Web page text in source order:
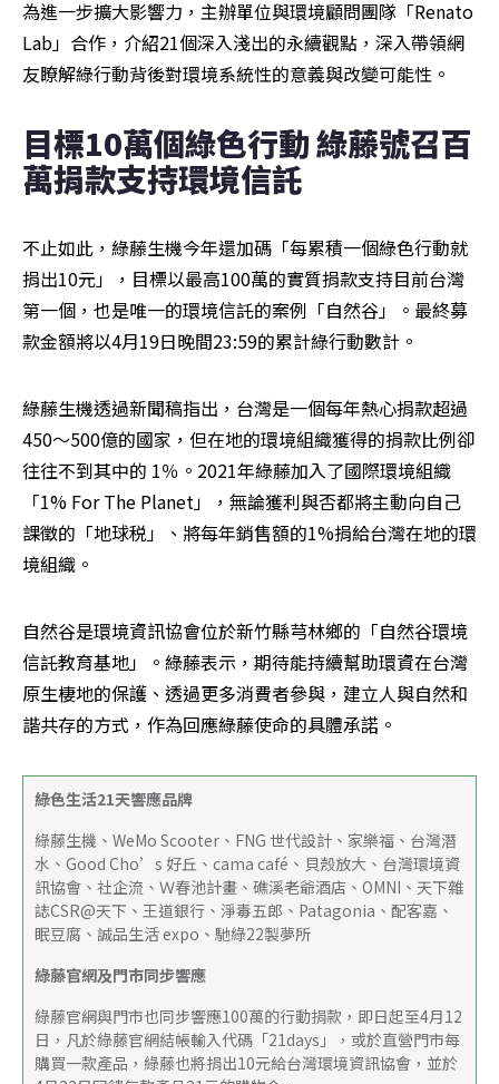
為進一步擴大影響力，主辦單位與環境顧問團隊「Renato
Lab」合作，介紹21個深入淺出的永續觀點，深入帶領網
友瞭解綠行動背後對環境系統性的意義與改變可能性。
目標10萬個綠色行動 綠藤號召百
萬捐款支持環境信託
不止如此，綠藤生機今年還加碼「每累積一個綠色行動就
捐出10元」，目標以最高100萬的實質捐款支持目前台灣
第一個，也是唯一的環境信託的案例「自然谷」。最終募
款金額將以4月19日晚間23:59的累計綠行動數計。
綠藤生機透過新聞稿指出，台灣是一個每年熱心捐款超過
450～500億的國家，但在地的環境組織獲得的捐款比例卻
往往不到其中的 1％。2021年綠藤加入了國際環境組織
「1% For The Planet」，無論獲利與否都將主動向自己
課徵的「地球税」、將每年銷售額的1%捐給台灣在地的環
境組織。
自然谷是環境資訊協會位於新竹縣芎林鄉的「自然谷環境
信託教育基地」。綠藤表示，期待能持續幫助環資在台灣
原生棲地的保護、透過更多消費者參與，建立人與自然和
諧共存的方式，作為回應綠藤使命的具體承諾。
綠色生活21天響應品牌
綠藤生機、WeMo Scooter、FNG 世代設計、家樂福、台灣潛
水、Good Cho’s 好丘、cama café、貝殼放大、台灣環境資
訊協會、社企流、Ｗ春池計畫、礁溪老爺酒店、OMNI、天下雜
誌CSR@天下、王道銀行、淨毒五郎、Patagonia、配客嘉、
眠豆腐、誠品生活 expo、馳綠22製夢所
綠藤官網及門市同步響應
綠藤官網與門市也同步響應100萬的行動捐款，即日起至4月12
日，凡於綠藤官網結帳輸入代碼「21days」，或於直營門市每
購買一款產品，綠藤也將捐出10元給台灣環境資訊協會，並於